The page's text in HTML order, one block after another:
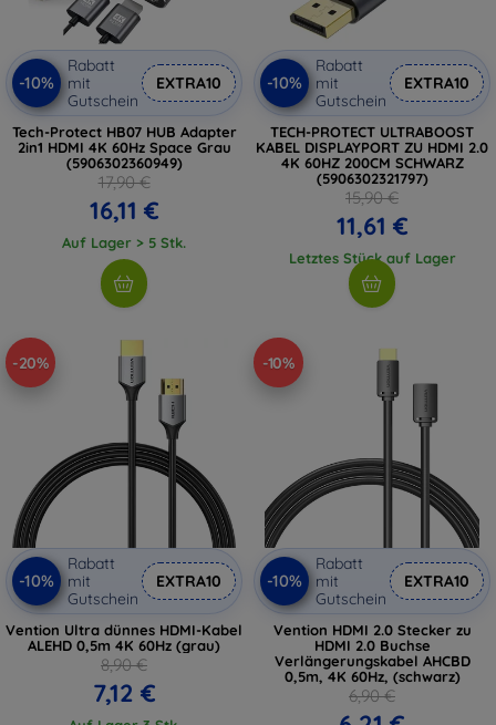
-10%
Rabatt
mit
Gutschein
EXTRA10
Tech-Protect HB07 HUB Adapter
2in1 HDMI 4K 60Hz Space Grau
(5906302360949)
17,90 €
16,11 €
Auf Lager > 5 Stk.
-10%
Rabatt
mit
Gutschein
EXTRA10
TECH-PROTECT ULTRABOOST
KABEL DISPLAYPORT ZU HDMI 2.0
4K 60HZ 200CM SCHWARZ
(5906302321797)
15,90 €
11,61 €
Letztes Stück auf Lager
-20%
-10%
Rabatt
mit
Gutschein
EXTRA10
Vention Ultra dünnes HDMI-Kabel
ALEHD 0,5m 4K 60Hz (grau)
8,90 €
7,12 €
-10%
-10%
Rabatt
mit
Gutschein
EXTRA10
Vention HDMI 2.0 Stecker zu
HDMI 2.0 Buchse
Verlängerungskabel AHCBD
0,5m, 4K 60Hz, (schwarz)
6,90 €